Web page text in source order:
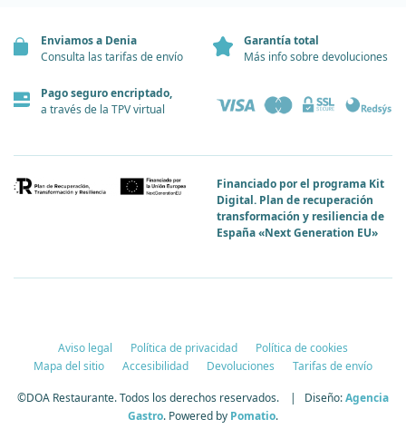
Enviamos a Denia
Consulta las tarifas de envío
Garantía total
Más info sobre devoluciones
Pago seguro encriptado,
a través de la TPV virtual
Financiado por el programa Kit
Digital. Plan de recuperación
transformación y resiliencia de
España «Next Generation EU»
Aviso legal Política de privacidad
Política de cookies
Mapa del sitio
Accesibilidad Devoluciones Tarifas de envío
©DOA Restaurante. Todos los derechos reservados. | Diseño:Agencia
Gastro. Powered by Pomatio.